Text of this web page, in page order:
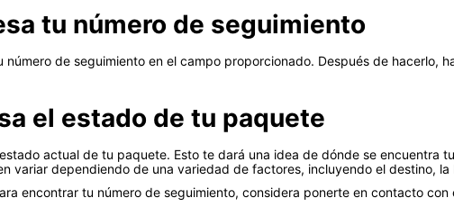
tu número de seguimiento
número de seguimiento en el campo proporcionado. Después de hacerlo,
el estado de tu paquete
actual de tu paquete. Esto te dará una idea de dónde se encuentra
variar dependiendo de una variedad de factores, incluyendo el destino,
encontrar tu número de seguimiento, considera ponerte en contacto